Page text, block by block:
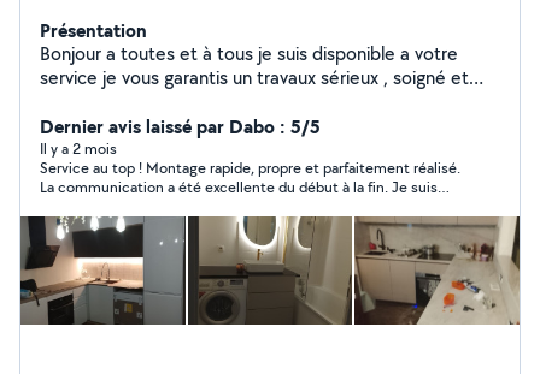
Présentation
Bonjour a toutes et à tous je suis disponible a votre
service je vous garantis un travaux sérieux , soigné et
pas à me contacter
Dernier avis laissé par Dabo : 5/5
Il y a 2 mois
Service au top ! Montage rapide, propre et parfaitement réalisé.
La communication a été excellente du début à la fin. Je suis